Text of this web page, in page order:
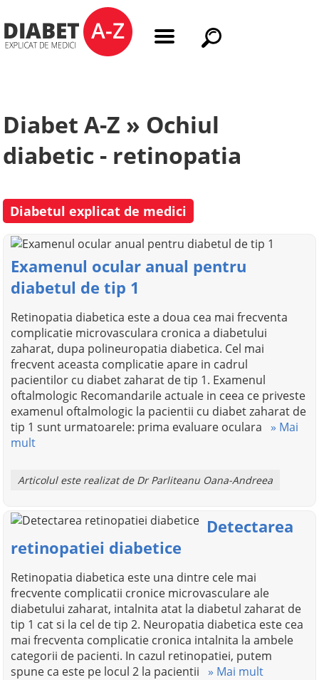
Diabet A-Z » Ochiul
diabetic - retinopatia
Diabetul explicat de medici
Examenul ocular anual pentru
diabetul de tip 1
Retinopatia diabetica este a doua cea mai frecventa
complicatie microvasculara cronica a diabetului
zaharat, dupa polineuropatia diabetica. Cel mai
frecvent aceasta complicatie apare in cadrul
pacientilor cu diabet zaharat de tip 1. Examenul
oftalmologic Recomandarile actuale in ceea ce priveste
examenul oftalmologic la pacientii cu diabet zaharat de
tip 1 sunt urmatoarele: prima evaluare oculara » Mai
mult
Articolul este realizat de Dr Parliteanu Oana-Andreea
Detectarea
retinopatiei diabetice
Retinopatia diabetica este una dintre cele mai
frecvente complicatii cronice microvasculare ale
diabetului zaharat, intalnita atat la diabetul zaharat de
tip 1 cat si la cel de tip 2. Neuropatia diabetica este cea
mai frecventa complicatie cronica intalnita la ambele
categorii de pacienti. In cazul retinopatiei, putem
spune ca este pe locul 2 la pacientii » Mai mult